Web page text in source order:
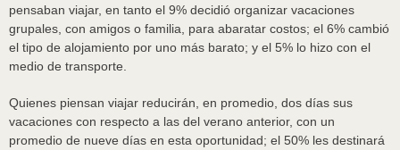
pensaban viajar, en tanto el 9% decidió organizar vacaciones
grupales, con amigos o familia, para abaratar costos; el 6% cambió
el tipo de alojamiento por uno más barato; y el 5% lo hizo con el
medio de transporte.
Quienes piensan viajar reducirán, en promedio, dos días sus
vacaciones con respecto a las del verano anterior, con un
promedio de nueve días en esta oportunidad; el 50% les destinará